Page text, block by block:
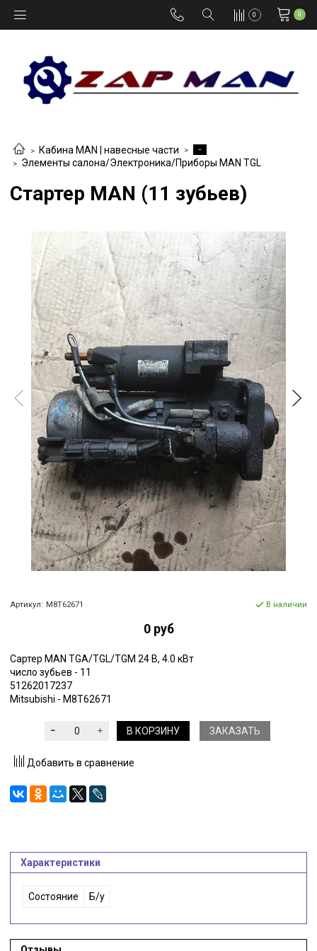
0 0
Кабина MAN | навесные части
-
Элементы салона/Электроника/Приборы MAN TGL
Стартер MAN (11 зубьев)
Артикул: M8T62671 В наличии
0 руб
Cартер MAN TGA/TGL/TGM 24 В, 4.0 кВт
число зубьев - 11
51262017237
Mitsubishi - M8T62671
В КОРЗИНУ ЗАКАЗАТЬ
Добавить в сравнение
Характеристики
Состояние Б/у